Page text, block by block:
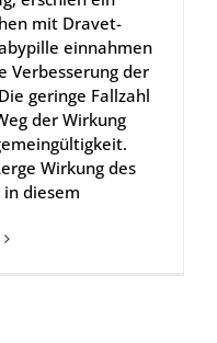
mit Dravet-
einnahmen
Verbesserung der
geringe Fallzahl
der Wirkung
Wirkung des
diesem